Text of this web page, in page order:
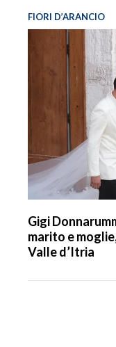
FIORI D’ARANCIO
Gigi
marito e
Valle d’Itria